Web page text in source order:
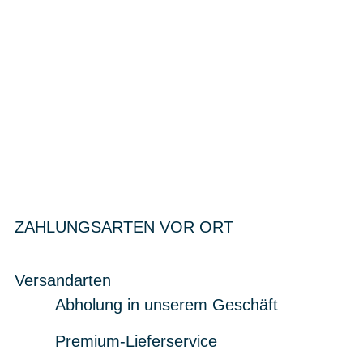
ZAHLUNGSARTEN VOR ORT
Versandarten
Abholung in unserem Geschäft
Premium-Lieferservice